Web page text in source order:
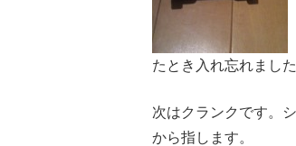
たとき入れ忘れました
次はクランクです。
から指します。